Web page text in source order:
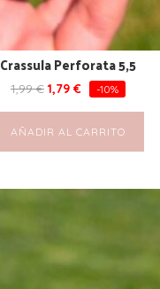
Crassula Perforata 5,5
1,99€ 1,79 € -10%
AÑADIR AL CARRITO